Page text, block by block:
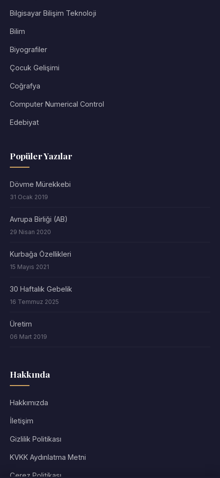
Bilgisayar Bilişim Teknoloji
Bilim
Biyografiler
Çocuk Gelişimi
Coğrafya
Computer Numerical Control
Edebiyat
Popüler Yazılar
Dövme Mürekkebi
31 Ocak 2019
Avrupa Birliği (AB)
29 Nisan 2020
Kurbağa Özellikleri
15 Mayıs 2021
30 Haftalık Gebelik
16 Temmuz 2025
Üretim
06 Mart 2019
Hakkında
Hakkımızda
İletişim
Gizlilik Politikası
KVKK Aydınlatma Metni
Çerez Politikası